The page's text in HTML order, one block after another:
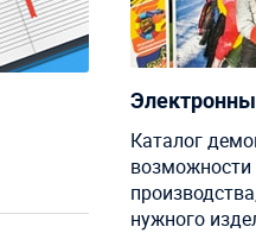
Каталог
нужного